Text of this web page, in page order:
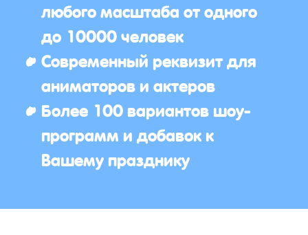
любого масштаба от одного
до 10000 человек
Современный реквизит для
аниматоров и актеров
Более 100 вариантов шоу-
программ и добавок к
Вашему празднику